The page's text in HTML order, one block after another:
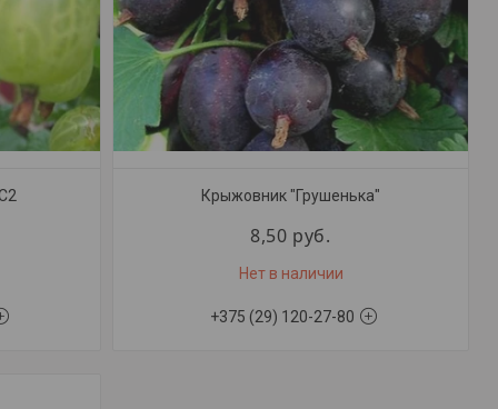
Крыжовник "Грушенька"
8,50 руб.
Нет в наличии
+375 (29) 120-27-80